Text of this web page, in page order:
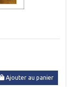
Ajouter au panier